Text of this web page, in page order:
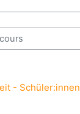
- Schüler:innen